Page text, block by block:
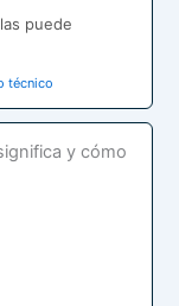
puede
técnico